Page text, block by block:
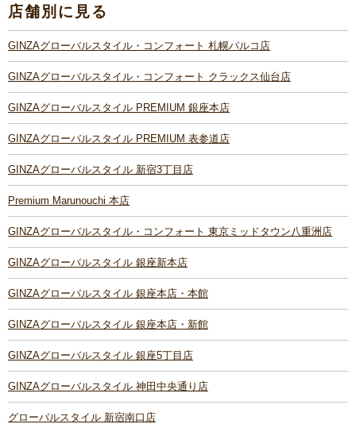
店舗別に見る
GINZAグローバルスタイル・コンフォート 札幌パルコ店
GINZAグローバルスタイル・コンフォート クラックス仙台店
GINZAグローバルスタイル PREMIUM 銀座本店
GINZAグローバルスタイル PREMIUM 表参道店
GINZAグローバルスタイル 新宿3丁目店
Premium Marunouchi 本店
GINZAグローバルスタイル・コンフォート 東京ミッドタウン八重洲店
GINZAグローバルスタイル 銀座新本店
GINZAグローバルスタイル 銀座本店・本館
GINZAグローバルスタイル 銀座本店・新館
GINZAグローバルスタイル 銀座5丁目店
GINZAグローバルスタイル 神田中央通り店
グローバルスタイル 新宿南口店